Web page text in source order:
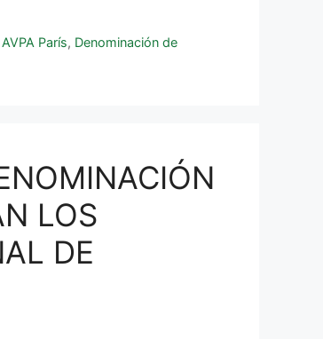
París, Denominación de
LOS
DE